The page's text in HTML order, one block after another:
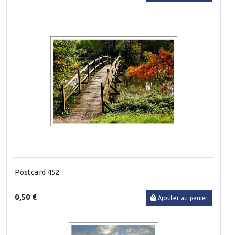
Postcard 452
0,50 € Ajouter au panier